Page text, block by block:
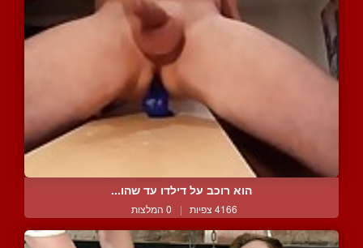
הוא רוכב על דילדו עד שהו...
4166 צפיות | 0 המלצות